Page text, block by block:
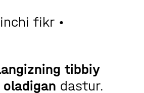
fikr •
tibbiy
dastur.